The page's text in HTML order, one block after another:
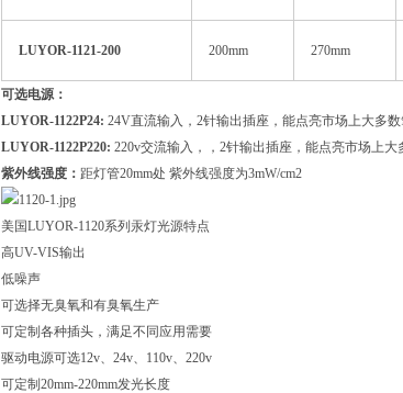
LUYOR-1121-200 200mm 270mm
可选电源：
LUYOR-1122P24: 24V直流输入，2针输出插座，能点亮市场上大多
LUYOR-1122P220: 220v交流输入，，2针输出插座，能点亮市场上大
紫外线强度： 距灯管20mm处 紫外线强度为3mW/cm2
美国LUYOR-1120系列汞灯光源特点
高UV-VIS输出
低噪声
可选择无臭氧和有臭氧生产
可定制各种插头，满足不同应用需要
驱动电源可选12v、24v、110v、220v
可定制20mm-220mm发光长度